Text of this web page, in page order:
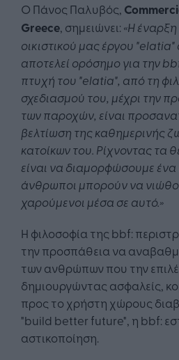
Ο Πάνος Παλυβός,
Greece, σημειώνει: «Η
οικιστικού μας έργου "elatia"
αποτελεί ορόσημο για την
πτυχή του "elatia", από τη
σχεδιασμού του, μέχρι την
των παροχών, είναι
βελτίωση της καθημερινής
κατοίκων του. Ρίχνοντας τα
είναι να διαμορφώσουμε
άνθρωποι μπορούν να
χαρούμενοι μέσα σε αυτό.»
Η φιλοσοφία της bbf:
την προσπάθεια να
των ανθρώπων που την
δημιουργώντας ασφαλείς,
προς το χρήστη χώρους
"build better future", η bbf:
αστικοποίηση.